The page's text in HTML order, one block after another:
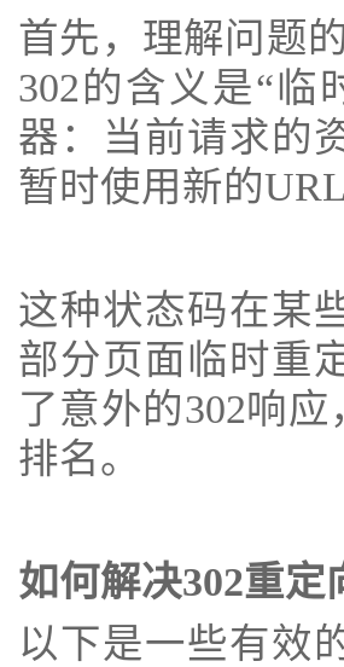
首先，理解问题
302的含义是“临
器：当前请求的
暂时使用新的URL
这种状态码在某
部分页面临时重
了意外的302响
排名。
如何解决302重定
以下是一些有效